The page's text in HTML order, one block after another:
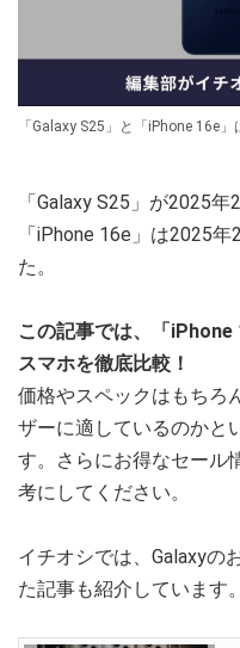
「Galaxy S25」と「iPhone 16e
「Galaxy S25」が2025
「iPhone 16e」は2025
た。
この記事では、「
スマホを徹底比較！
価格やスペックはもちろ
ザーに適しているのかと
す。さらにお得なセール
考にしてください。
イチオシでは、Galaxyの
た記事も紹介しています